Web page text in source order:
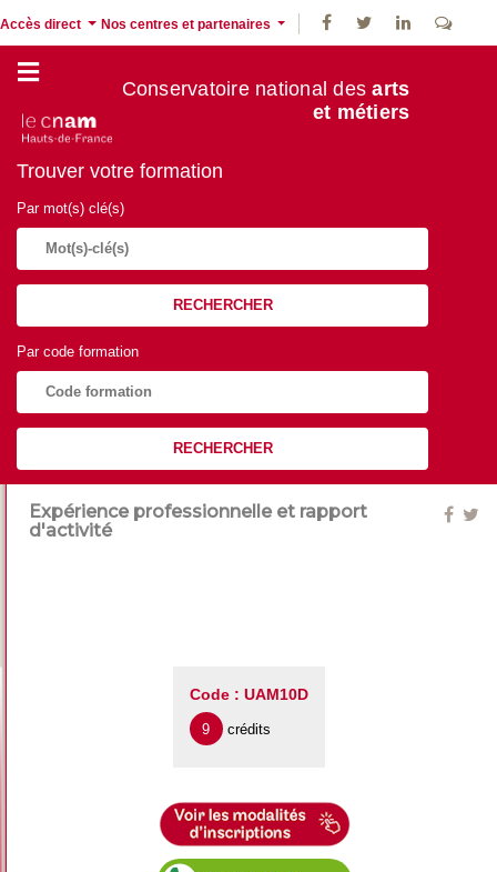
Accès direct Nos centres et partenaires
Conservatoire national desarts
et métiers
Trouver votre formation
Par mot(s) clé(s)
RECHERCHER
Par code formation
RECHERCHER
Expérience professionnelle et rapport
d'activité
Code : UAM10D
9 crédits